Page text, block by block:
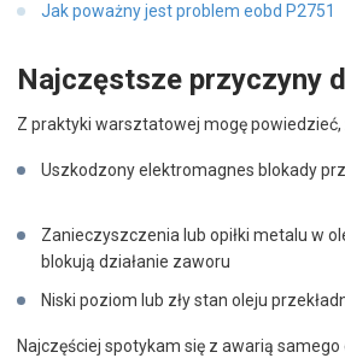
Jak poważny jest problem eobd P2751
Najczęstsze przyczyny
Z praktyki warsztatowej mogę powiedzieć,
Uszkodzony elektromagnes blokady
Zanieczyszczenia lub opiłki metalu w
blokują działanie zaworu
Niski poziom lub zły stan oleju
Najczęściej spotykam się z awarią